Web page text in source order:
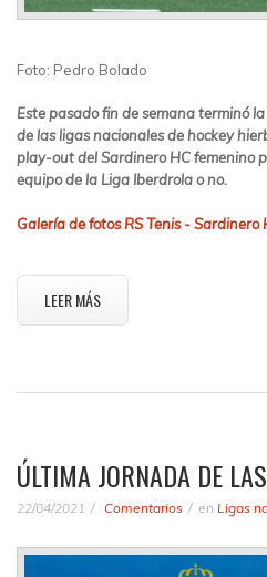
Foto: Pedro Bolado
Este pasado fin de semana terminó
de las ligas nacionales de hockey
play-out del Sardinero HC femenino
equipo de la Liga Iberdrola o no.
Galería de fotos RS Tenis - Sardinero
LEER MÁS
ÚLTIMA JORNADA DE
22/04/2021 Comentarios en Ligas